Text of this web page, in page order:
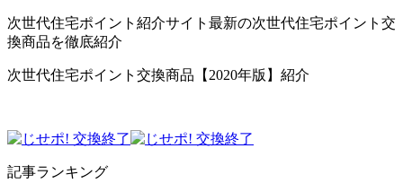
次世代住宅ポイント紹介サイト最新の次世代住宅ポイント交
換商品を徹底紹介
次世代住宅ポイント交換商品【2020年版】紹介
記事ランキング